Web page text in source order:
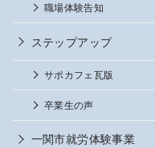
職場体験告知
ステップアップ
サポカフェ瓦版
卒業生の声
一関市就労体験事業